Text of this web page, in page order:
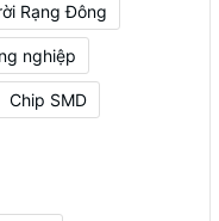
Rạng Đông
nghiệp
Chip SMD